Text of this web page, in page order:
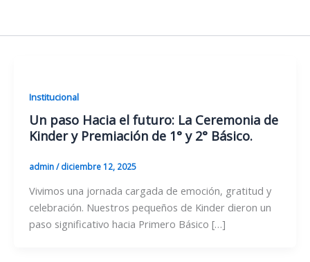
Institucional
Un paso Hacia el futuro: La Ceremonia de
Kinder y Premiación de 1° y 2° Básico.
admin/diciembre 12, 2025
Vivimos una jornada cargada de emoción, gratitud y
celebración. Nuestros pequeños de Kinder dieron un
paso significativo hacia Primero Básico […]